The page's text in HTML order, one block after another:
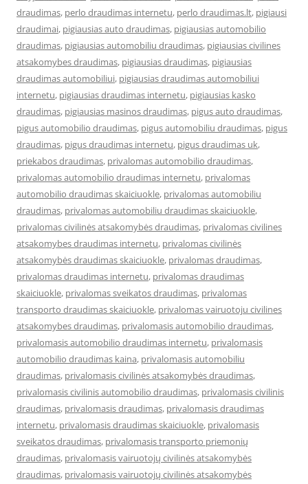
draudimas, perlo draudimas internetu, perlo draudimas.lt, pigiausi
draudimai, pigiausias auto draudimas, pigiausias automobilio
draudimas, pigiausias automobiliu draudimas, pigiausias civilines
atsakomybes draudimas, pigiausias draudimas, pigiausias
draudimas automobiliui, pigiausias draudimas automobiliui
internetu, pigiausias draudimas internetu, pigiausias kasko
draudimas, pigiausias masinos draudimas, pigus auto draudimas,
pigus automobilio draudimas, pigus automobiliu draudimas, pigus
draudimas, pigus draudimas internetu, pigus draudimas uk,
priekabos draudimas, privalomas automobilio draudimas,
privalomas automobilio draudimas internetu, privalomas
automobilio draudimas skaiciuokle, privalomas automobiliu
draudimas, privalomas automobiliu draudimas skaiciuokle,
privalomas civilinės atsakomybės draudimas, privalomas civilines
atsakomybes draudimas internetu, privalomas civilinės
atsakomybės draudimas skaiciuokle, privalomas draudimas,
privalomas draudimas internetu, privalomas draudimas
skaiciuokle, privalomas sveikatos draudimas, privalomas
transporto draudimas skaiciuokle, privalomas vairuotoju civilines
atsakomybes draudimas, privalomasis automobilio draudimas,
privalomasis automobilio draudimas internetu, privalomasis
automobilio draudimas kaina, privalomasis automobiliu
draudimas, privalomasis civilinės atsakomybės draudimas,
privalomasis civilinis automobilio draudimas, privalomasis civilinis
draudimas, privalomasis draudimas, privalomasis draudimas
internetu, privalomasis draudimas skaiciuokle, privalomasis
sveikatos draudimas, privalomasis transporto priemonių
draudimas, privalomasis vairuotojų civilinės atsakomybės
draudimas, privalomasis vairuotojų civilinės atsakomybės